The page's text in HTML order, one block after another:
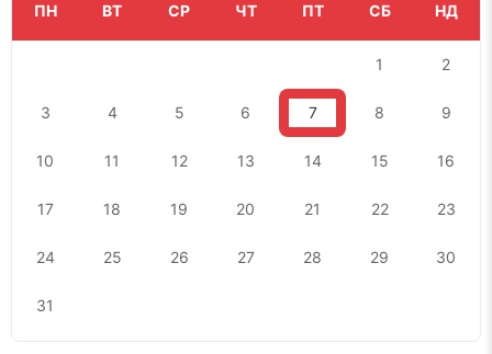
ПН ВТ СР ЧТ ПТ СБ НД
1 2
3 4 5 6 7 8 9
10 11 12 13 14 15 16
17 18 19 20 21 22 23
24 25 26 27 28 29 30
31